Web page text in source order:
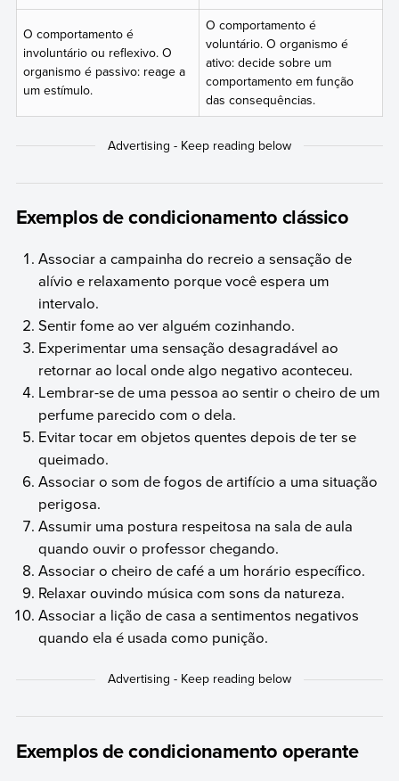
O comportamento é
involuntário ou reflexivo. O
organismo é passivo: reage a
um estímulo.
O comportamento é
voluntário. O organismo é
ativo: decide sobre um
comportamento em função
das consequências.
Exemplos de condicionamento clássico
Associar a campainha do recreio a sensação de
alívio e relaxamento porque você espera um
intervalo.
Sentir fome ao ver alguém cozinhando.
Experimentar uma sensação desagradável ao
retornar ao local onde algo negativo aconteceu.
Lembrar-se de uma pessoa ao sentir o cheiro de um
perfume parecido com o dela.
Evitar tocar em objetos quentes depois de ter se
queimado.
Associar o som de fogos de artifício a uma situação
perigosa.
Assumir uma postura respeitosa na sala de aula
quando ouvir o professor chegando.
Associar o cheiro de café a um horário específico.
Relaxar ouvindo música com sons da natureza.
Associar a lição de casa a sentimentos negativos
quando ela é usada como punição.
Exemplos de condicionamento operante